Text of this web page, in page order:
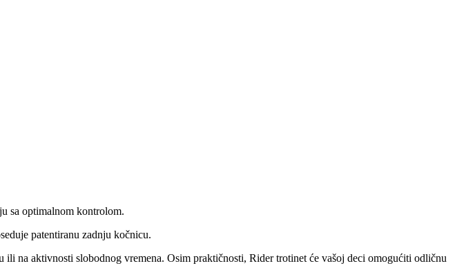
sa optimalnom kontrolom.
patentiranu zadnju kočnicu.
na aktivnosti slobodnog vremena. Osim praktičnosti, Rider trotinet će vašoj deci omogućiti odličnu